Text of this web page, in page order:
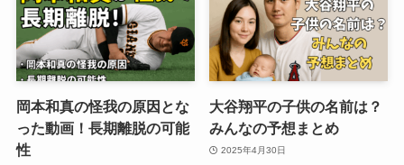
岡本和真の怪我の原因とな
った動画！長期離脱の可能
性
大谷翔平の子供の名前は？
みんなの予想まとめ
2025年4月30日